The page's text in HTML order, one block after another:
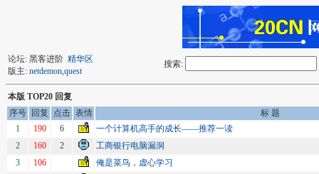
论坛: 黑客进阶 精华区
版主: netdemon,quest
搜索:
本版 TOP20 回复
序号
回复 点击 表情
标 题
1
190 6
一个计算机高手的成长――推荐一读
2
160 2
工商银行电脑漏洞
3
106
俺是菜鸟，虚心学习